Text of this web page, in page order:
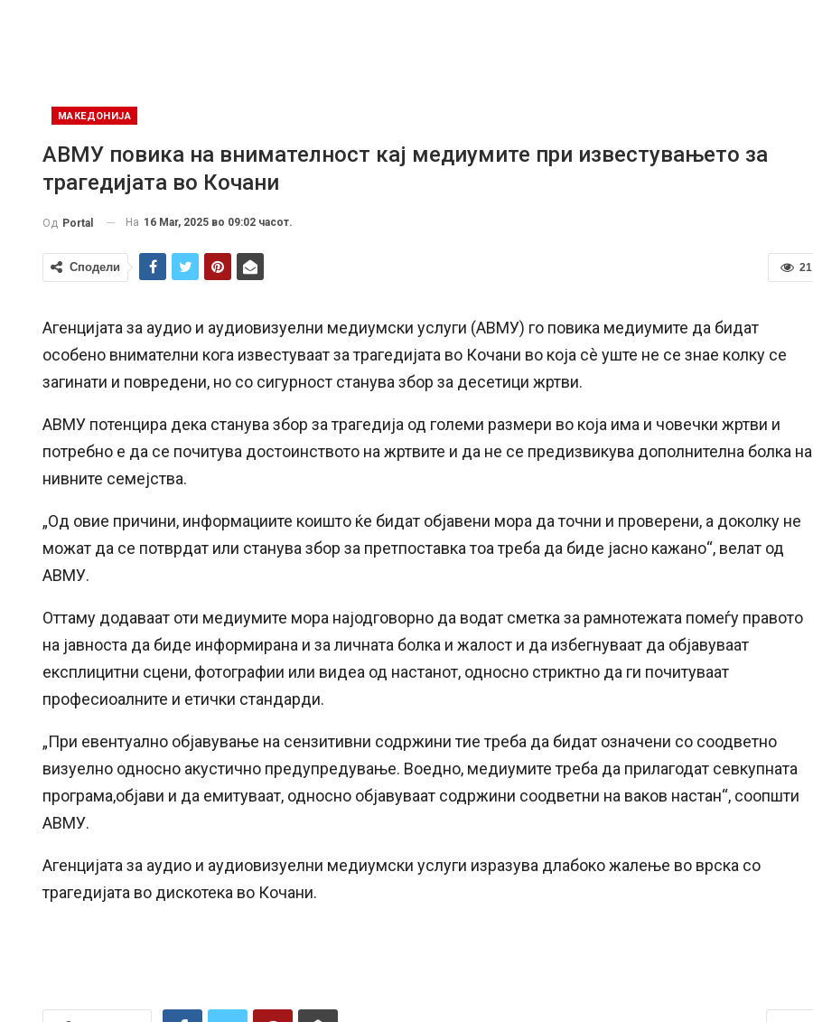
МАКЕДОНИЈА
АВМУ повика на внимателност кај медиумите при известувањето за
трагедијата во Кочани
Од Portal На 16 Mar, 2025 во 09:02 часот.
21
Сподели
Агенцијата за аудио и аудиовизуелни медиумски услуги (АВМУ) го повика медиумите да бидат
особено внимателни кога известуваат за трагедијата во Кочани во која сè уште не се знае колку се
загинати и повредени, но со сигурност станува збор за десетици жртви.
АВМУ потенцира дека станува збор за трагедија од големи размери во која има и човечки жртви и
потребно е да се почитува достоинството на жртвите и да не се предизвикува дополнителна болка на
нивните семејства.
„Од овие причини, информациите коишто ќе бидат објавени мора да точни и проверени, а доколку не
можат да се потврдат или станува збор за претпоставка тоа треба да биде јасно кажано“, велат од
АВМУ.
Оттаму додаваат оти медиумите мора најодговорно да водат сметка за рамнотежата помеѓу правото
на јавноста да биде информирана и за личната болка и жалост и да избегнуваат да објавуваат
експлицитни сцени, фотографии или видеа од настанот, односно стриктно да ги почитуваат
професиоалните и етички стандарди.
„При евентуално објавување на сензитивни содржини тие треба да бидат означени со соодветно
визуелно односно акустично предупредување. Воедно, медиумите треба да прилагодат севкупната
програма,објави и да емитуваат, односно објавуваат содржини соодветни на ваков настан“, соопшти
АВМУ.
Агенцијата за аудио и аудиовизуелни медиумски услуги изразува длабоко жалење во врска со
трагедијата во дискотека во Кочани.